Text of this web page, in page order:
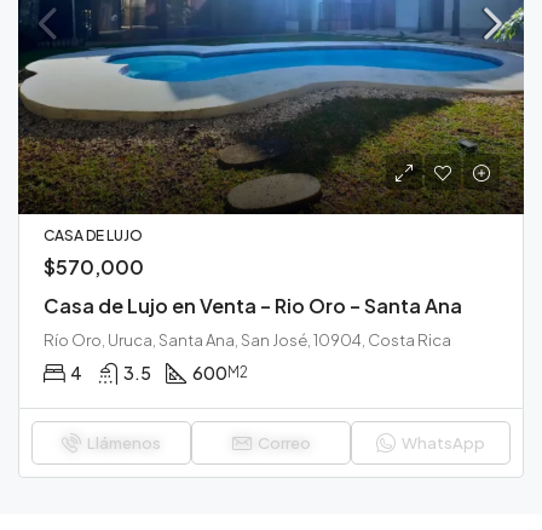
CASA DE LUJO
$570,000
Casa de Lujo en Venta – Rio Oro – Santa Ana
Río Oro, Uruca, Santa Ana, San José, 10904, Costa Rica
4 3.5 600M2
Llámenos Correo WhatsApp